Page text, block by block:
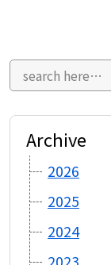
Archive
2026
2025
2024